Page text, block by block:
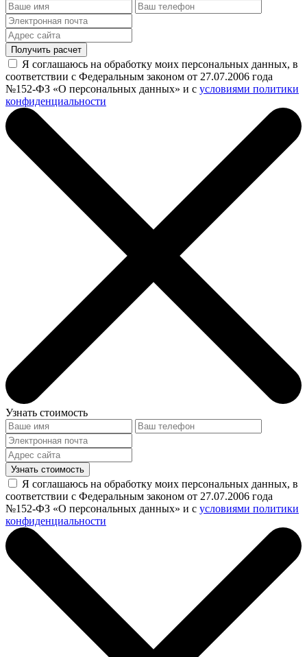
Получить расчет
Я соглашаюсь на обработку моих персональных данных, в
соответствии с Федеральным законом от 27.07.2006 года
№152-ФЗ «О персональных данных» и с условиями политики
конфиденциальности
Узнать стоимость
Узнать стоимость
Я соглашаюсь на обработку моих персональных данных, в
соответствии с Федеральным законом от 27.07.2006 года
№152-ФЗ «О персональных данных» и с условиями политики
конфиденциальности